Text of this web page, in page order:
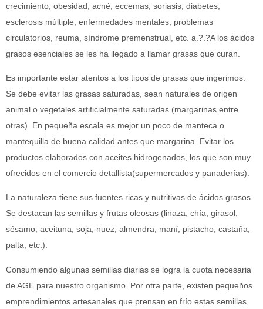
crecimiento, obesidad, acné, eccemas, soriasis, diabetes,
esclerosis múltiple, enfermedades mentales, problemas
circulatorios, reuma, síndrome premenstrual, etc. a.?.?A los ácidos
grasos esenciales se les ha llegado a llamar grasas que curan.
Es importante estar atentos a los tipos de grasas que ingerimos.
Se debe evitar las grasas saturadas, sean naturales de origen
animal o vegetales artificialmente saturadas (margarinas entre
otras). En pequeña escala es mejor un poco de manteca o
mantequilla de buena calidad antes que margarina. Evitar los
productos elaborados con aceites hidrogenados, los que son muy
ofrecidos en el comercio detallista(supermercados y panaderías).
La naturaleza tiene sus fuentes ricas y nutritivas de ácidos grasos.
Se destacan las semillas y frutas oleosas (linaza, chía, girasol,
sésamo, aceituna, soja, nuez, almendra, maní, pistacho, castaña,
palta, etc.).
Consumiendo algunas semillas diarias se logra la cuota necesaria
de AGE para nuestro organismo. Por otra parte, existen pequeños
emprendimientos artesanales que prensan en frío estas semillas,